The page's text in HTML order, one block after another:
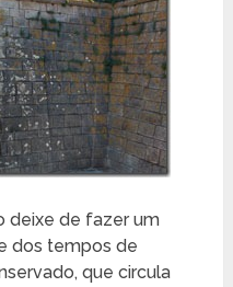
deixe de fazer um
dos tempos de
que circula